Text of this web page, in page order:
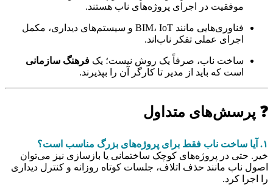
موفقیت در اجرای پروژه‌های ناب هستند.
فناوری‌هایی مانند BIM، IoT و سیستم‌های دیداری، مکمل
اجرای عملی تفکر ناب‌اند.
ساخت ناب، صرفاً یک روش نیست؛ یک فرهنگ سازمانی
است که باید از مدیر تا کارگر آن را بپذیرند.
❓ پرسش‌های متداول
۱. آیا ساخت ناب فقط برای پروژه‌های بزرگ مناسب است؟
خیر. حتی در پروژه‌های کوچک ساختمانی یا بازسازی نیز می‌توان
اصول ناب مانند حذف اتلاف، جلسات کوتاه روزانه و کنترل دیداری
را اجرا کرد.